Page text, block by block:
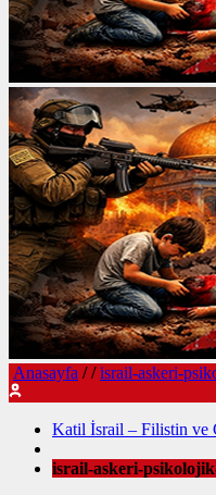
Anasayfa / / israil-askeri-
Katil İsrail – Filistin ve
israil-askeri-